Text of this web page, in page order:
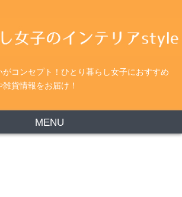
がコンセプト！ひとり暮らし女子におすすめ
貨情報をお届け！
MENU